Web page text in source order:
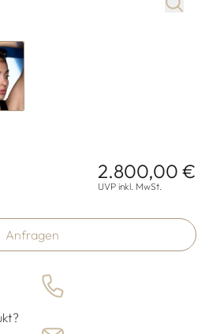
2.800,00 €
UVP inkl. MwSt.
Anfragen